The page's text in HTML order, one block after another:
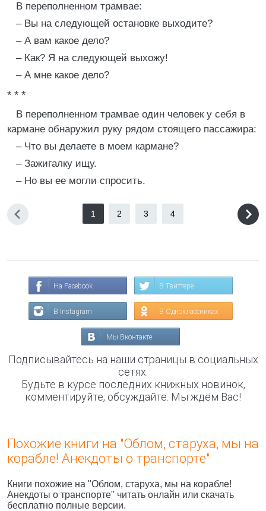
В переполненном трамвае:
– Вы на следующей остановке выходите?
– А вам какое дело?
– Как? Я на следующей выхожу!
– А мне какое дело?
* * *
В переполненном трамвае один человек у себя в
кармане обнаружил руку рядом стоящего пассажира:
– Что вы делаете в моем кармане?
– Зажигалку ищу.
– Но вы ее могли спросить.
1 2 3 4
На Facebook В Твиттере
В Instagram В Одноклассниках
Мы Вконтакте
Подписывайтесь на наши страницы в социальных
сетях.
Будьте в курсе последних книжных новинок,
комментируйте, обсуждайте. Мы ждём Вас!
Похожие книги на "Облом, старуха, мы на
корабле! Анекдоты о транспорте"
Книги похожие на "Облом, старуха, мы на корабле!
Анекдоты о транспорте" читать онлайн или скачать
бесплатно полные версии.